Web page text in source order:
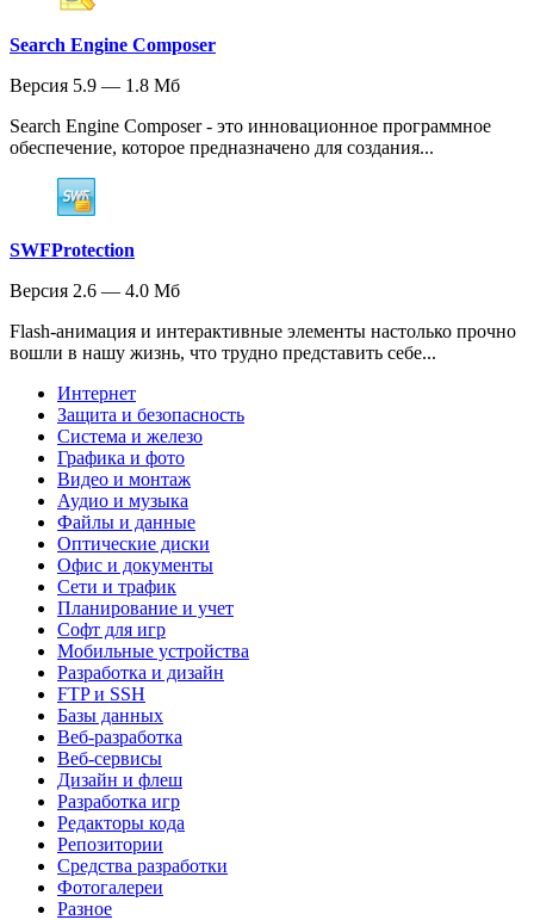
Search Engine Composer
Версия 5.9 — 1.8 Мб
Search Engine Composer - это инновационное программное
обеспечение, которое предназначено для создания...
SWFProtection
Версия 2.6 — 4.0 Мб
Flash-анимация и интерактивные элементы настолько прочно
вошли в нашу жизнь, что трудно представить себе...
Интернет
Защита и безопасность
Система и железо
Графика и фото
Видео и монтаж
Аудио и музыка
Файлы и данные
Оптические диски
Офис и документы
Сети и трафик
Планирование и учет
Софт для игр
Мобильные устройства
Разработка и дизайн
FTP и SSH
Базы данных
Веб-разработка
Веб-сервисы
Дизайн и флеш
Разработка игр
Редакторы кода
Репозитории
Средства разработки
Фотогалереи
Разное